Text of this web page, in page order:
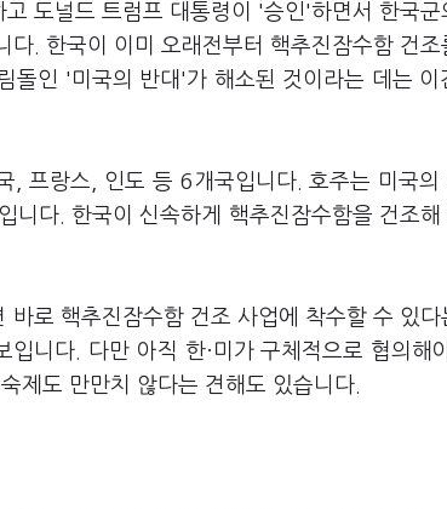
도널드 트럼프 대통령이 '승인'하면서 한국군
. 한국이 이미 오래전부터 핵추진잠수함 건조
돌인 '미국의 반대'가 해소된 것이라는 데는 이
, 프랑스, 인도 등 6개국입니다. 호주는 미국의
다. 한국이 신속하게 핵추진잠수함을 건조해
로 핵추진잠수함 건조 사업에 착수할 수 있다
니다. 다만 아직 한·미가 구체적으로 협의해
제도 만만치 않다는 견해도 있습니다.